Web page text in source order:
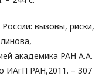
вызовы, риски,
академика РАН А.А.
ИАгП РАН,2011. – 307